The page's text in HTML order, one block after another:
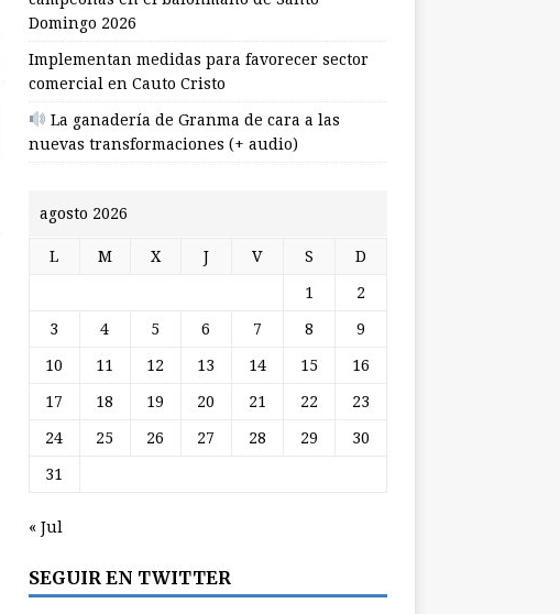
Domingo 2026
Implementan medidas para favorecer sector
comercial en Cauto Cristo
La ganadería de Granma de cara a las
nuevas transformaciones (+ audio)
agosto 2026
L M X J V S D
1 2
3 4 5 6 7 8 9
10 11 12 13 14 15 16
17 18 19 20 21 22 23
24 25 26 27 28 29 30
31
« Jul
SEGUIR EN TWITTER